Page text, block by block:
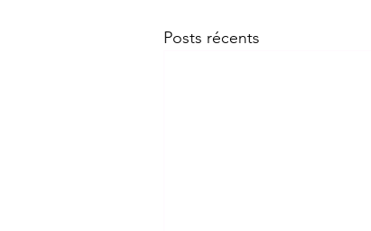
Posts récents